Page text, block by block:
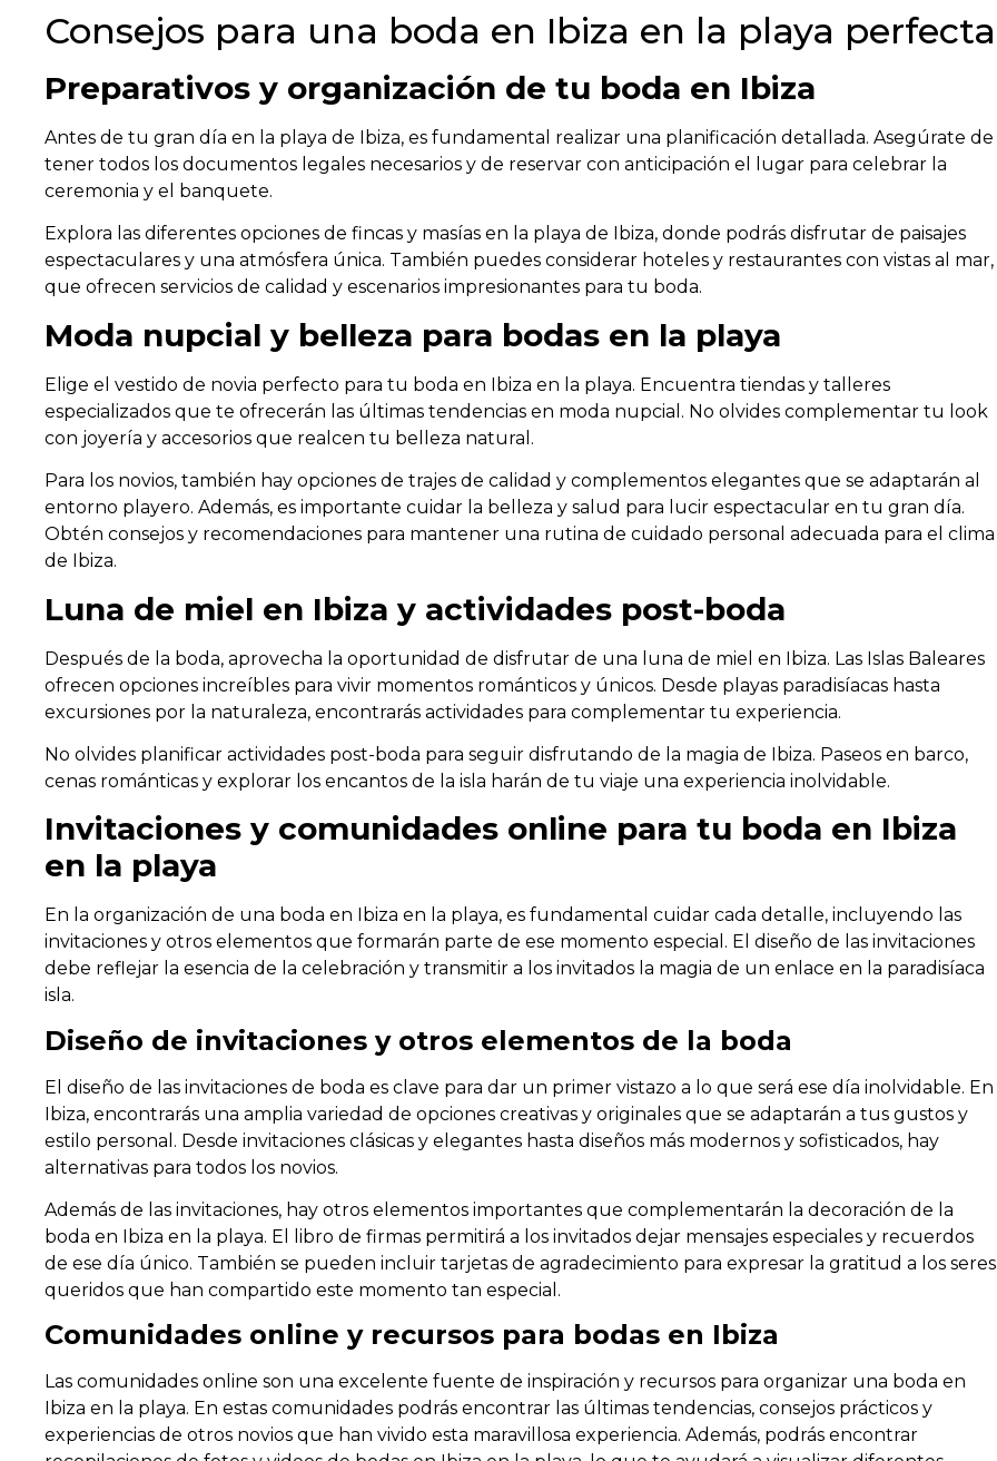
Consejos para una boda en Ibiza en la playa perfecta
Preparativos y organización de tu boda en Ibiza
Antes de tu gran día en la playa de Ibiza, es fundamental realizar una planificación detallada. Asegúrate de
tener todos los documentos legales necesarios y de reservar con anticipación el lugar para celebrar la
ceremonia y el banquete.
Explora las diferentes opciones de fincas y masías en la playa de Ibiza, donde podrás disfrutar de paisajes
espectaculares y una atmósfera única. También puedes considerar hoteles y restaurantes con vistas al mar,
que ofrecen servicios de calidad y escenarios impresionantes para tu boda.
Moda nupcial y belleza para bodas en la playa
Elige el vestido de novia perfecto para tu boda en Ibiza en la playa. Encuentra tiendas y talleres
especializados que te ofrecerán las últimas tendencias en moda nupcial. No olvides complementar tu look
con joyería y accesorios que realcen tu belleza natural.
Para los novios, también hay opciones de trajes de calidad y complementos elegantes que se adaptarán al
entorno playero. Además, es importante cuidar la belleza y salud para lucir espectacular en tu gran día.
Obtén consejos y recomendaciones para mantener una rutina de cuidado personal adecuada para el clima
de Ibiza.
Luna de miel en Ibiza y actividades post-boda
Después de la boda, aprovecha la oportunidad de disfrutar de una luna de miel en Ibiza. Las Islas Baleares
ofrecen opciones increíbles para vivir momentos románticos y únicos. Desde playas paradisíacas hasta
excursiones por la naturaleza, encontrarás actividades para complementar tu experiencia.
No olvides planificar actividades post-boda para seguir disfrutando de la magia de Ibiza. Paseos en barco,
cenas románticas y explorar los encantos de la isla harán de tu viaje una experiencia inolvidable.
Invitaciones y comunidades online para tu boda en Ibiza
en la playa
En la organización de una boda en Ibiza en la playa, es fundamental cuidar cada detalle, incluyendo las
invitaciones y otros elementos que formarán parte de ese momento especial. El diseño de las invitaciones
debe reflejar la esencia de la celebración y transmitir a los invitados la magia de un enlace en la paradisíaca
isla.
Diseño de invitaciones y otros elementos de la boda
El diseño de las invitaciones de boda es clave para dar un primer vistazo a lo que será ese día inolvidable. En
Ibiza, encontrarás una amplia variedad de opciones creativas y originales que se adaptarán a tus gustos y
estilo personal. Desde invitaciones clásicas y elegantes hasta diseños más modernos y sofisticados, hay
alternativas para todos los novios.
Además de las invitaciones, hay otros elementos importantes que complementarán la decoración de la
boda en Ibiza en la playa. El libro de firmas permitirá a los invitados dejar mensajes especiales y recuerdos
de ese día único. También se pueden incluir tarjetas de agradecimiento para expresar la gratitud a los seres
queridos que han compartido este momento tan especial.
Comunidades online y recursos para bodas en Ibiza
Las comunidades online son una excelente fuente de inspiración y recursos para organizar una boda en
Ibiza en la playa. En estas comunidades podrás encontrar las últimas tendencias, consejos prácticos y
experiencias de otros novios que han vivido esta maravillosa experiencia. Además, podrás encontrar